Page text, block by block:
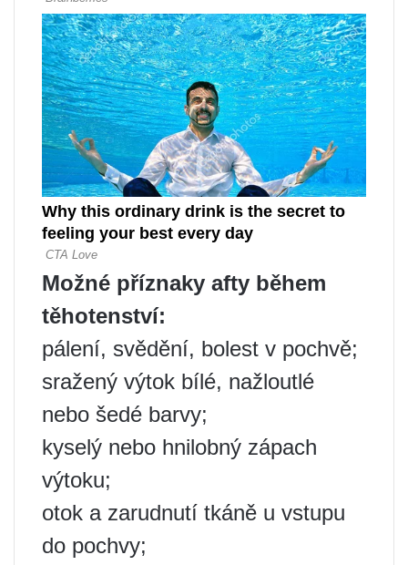
Možné příznaky afty během
těhotenství:
pálení, svědění, bolest v pochvě;
sražený výtok bílé, nažloutlé
nebo šedé barvy;
kyselý nebo hnilobný zápach
výtoku;
otok a zarudnutí tkáně u vstupu
do pochvy;